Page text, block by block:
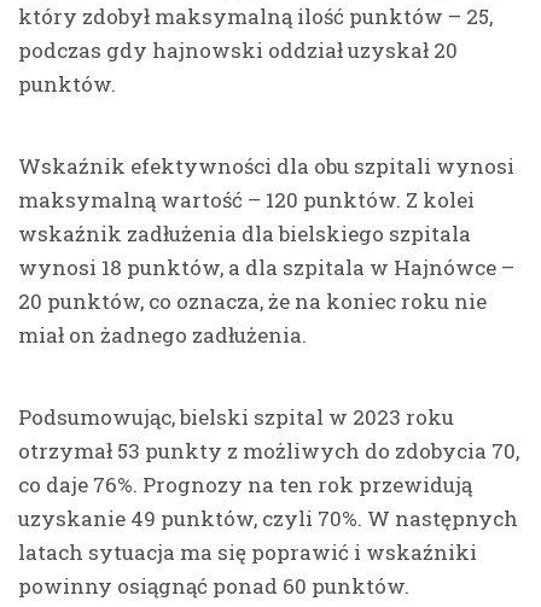
który zdobył maksymalną ilość punktów – 25,
podczas gdy hajnowski oddział uzyskał 20
punktów.
Wskaźnik efektywności dla obu szpitali wynosi
maksymalną wartość – 120 punktów. Z kolei
wskaźnik zadłużenia dla bielskiego szpitala
wynosi 18 punktów, a dla szpitala w Hajnówce –
20 punktów, co oznacza, że na koniec roku nie
miał on żadnego zadłużenia.
Podsumowując, bielski szpital w 2023 roku
otrzymał 53 punkty z możliwych do zdobycia 70,
co daje 76%. Prognozy na ten rok przewidują
uzyskanie 49 punktów, czyli 70%. W następnych
latach sytuacja ma się poprawić i wskaźniki
powinny osiągnąć ponad 60 punktów.